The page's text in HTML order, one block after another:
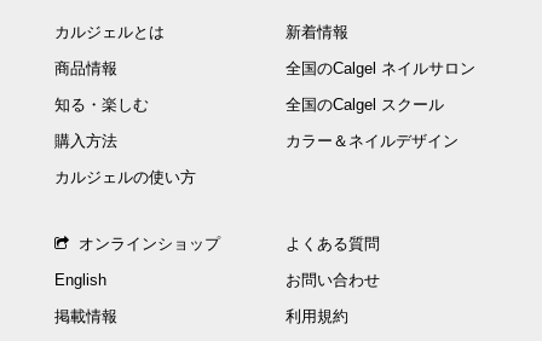
カルジェルとは
商品情報
知る・楽しむ
購入方法
カルジェルの使い方
新着情報
全国のCalgel ネイルサロン
全国のCalgel スクール
カラー＆ネイルデザイン
オンラインショップ
English
掲載情報
よくある質問
お問い合わせ
利用規約